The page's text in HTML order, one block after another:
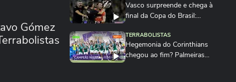
Gómez
Vasco surpreende e chega à
final da Copa do Brasil:
TERRABOLISTAS
Hegemonia do Corinthians
chegou ao fim? Palmeiras